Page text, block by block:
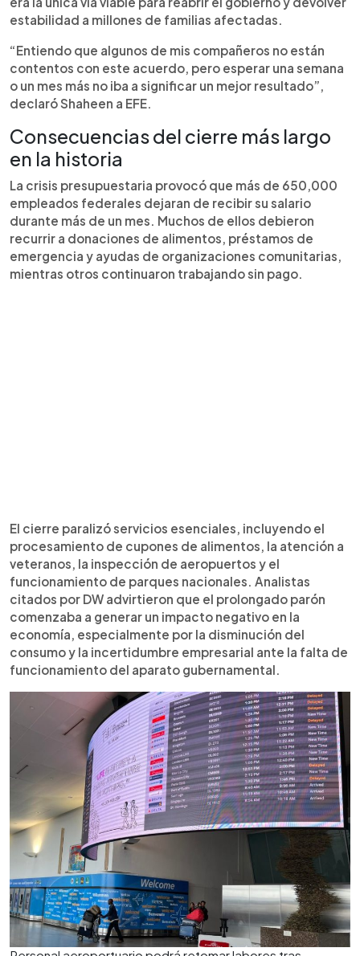
estabilidad a millones de familias afectadas.
“Entiendo que algunos de mis compañeros no están
contentos con este acuerdo, pero esperar una semana
o un mes más no iba a significar un mejor resultado”,
declaró Shaheen a EFE.
Consecuencias del cierre más largo
en la historia
La crisis presupuestaria provocó que más de 650,000
empleados federales dejaran de recibir su salario
durante más de un mes. Muchos de ellos debieron
recurrir a donaciones de alimentos, préstamos de
emergencia y ayudas de organizaciones comunitarias,
mientras otros continuaron trabajando sin pago.
El cierre paralizó servicios esenciales, incluyendo el
procesamiento de cupones de alimentos, la atención a
veteranos, la inspección de aeropuertos y el
funcionamiento de parques nacionales. Analistas
citados por DW advirtieron que el prolongado parón
comenzaba a generar un impacto negativo en la
economía, especialmente por la disminución del
consumo y la incertidumbre empresarial ante la falta de
funcionamiento del aparato gubernamental.